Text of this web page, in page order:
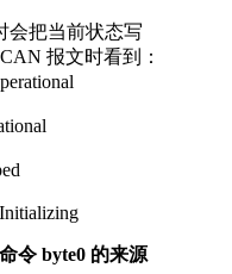
会把当前状态写
报文时看到：
令 byte0 的来源